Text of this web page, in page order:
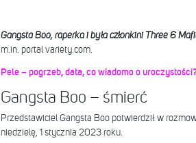
Gangsta Boo, raperka i była członkini Three 6
m.in. portal variety.com.
Pele – pogrzeb, data, co wiadomo o
Gangsta Boo – śmierć
Przedstawiciel Gangsta Boo potwierdził w
niedzielę, 1 stycznia 2023 roku.